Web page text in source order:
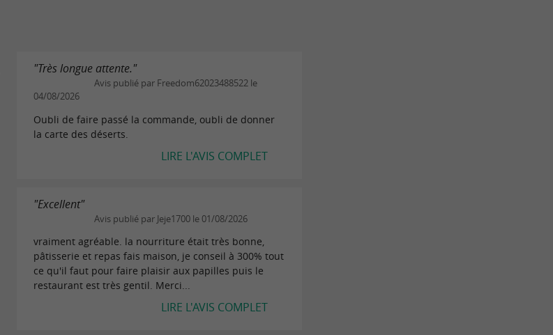
"Très longue attente."
Avis publié par Freedom62023488522 le
04/08/2026
Oubli de faire passé la commande, oubli de donner
la carte des déserts.
LIRE L'AVIS COMPLET
"Excellent"
Avis publié par Jeje1700 le 01/08/2026
vraiment agréable. la nourriture était très bonne,
pâtisserie et repas fais maison, je conseil à 300% tout
ce qu'il faut pour faire plaisir aux papilles puis le
restaurant est très gentil. Merci...
LIRE L'AVIS COMPLET